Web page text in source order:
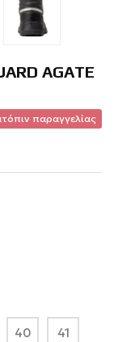
AGATE
παραγγελίας
40 41